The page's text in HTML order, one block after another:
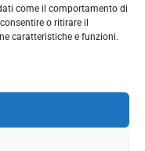
come il comportamento di
o ritirare il
caratteristiche e funzioni.
dati personali.
a
al seguente link: